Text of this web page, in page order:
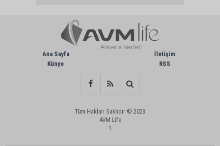
Ana Sayfa
Künye
İletişim
RSS
Tüm Hakları Saklıdır © 2023
AVM Life
1